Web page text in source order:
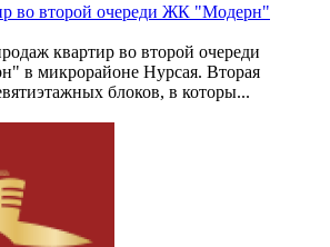
во второй очереди ЖК "Модерн"
квартир во второй очереди
в микрорайоне Нурсая. Вторая
блоков, в которы...